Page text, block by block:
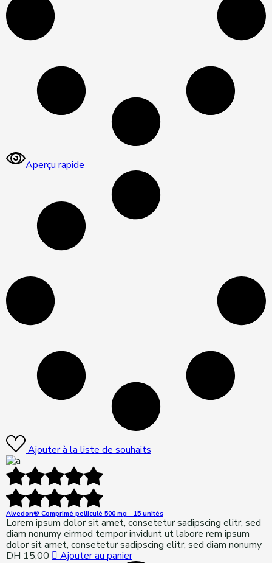
Aperçu rapide
Ajouter à la liste de souhaits
Alvedon® Comprimé pelliculé 500 mg – 15 unités
Lorem ipsum dolor sit amet, consetetur sadipscing elitr, sed
diam nonumy eirmod tempor invidunt ut labore rem ipsum
dolor sit amet, consetetur sadipscing elitr, sed diam nonumy
DH 15,00 Ajouter au panier